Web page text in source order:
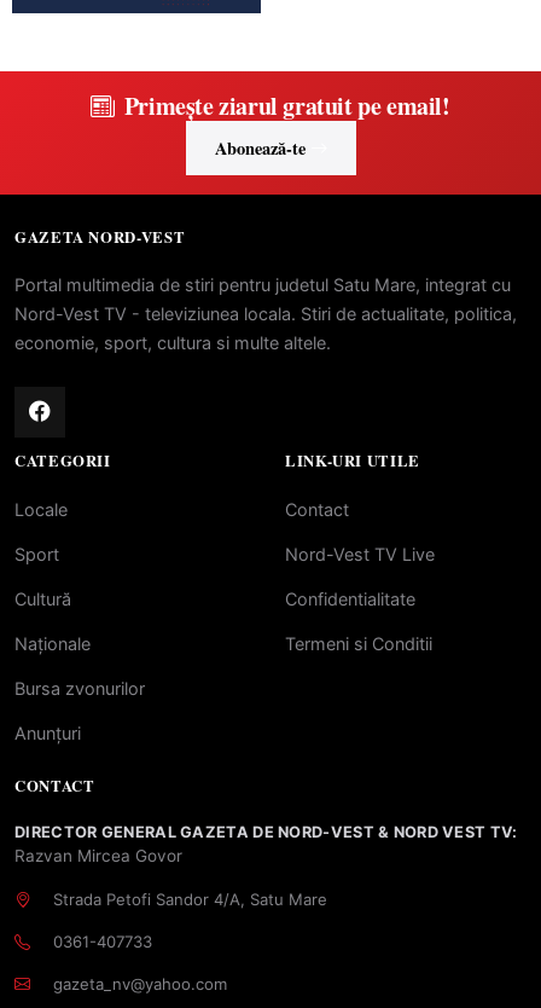
Primește ziarul gratuit pe email!
Abonează-te
GAZETA NORD-VEST
Portal multimedia de stiri pentru judetul Satu Mare, integrat cu
Nord-Vest TV - televiziunea locala. Stiri de actualitate, politica,
economie, sport, cultura si multe altele.
CATEGORII
Locale
Sport
Cultură
Naționale
Bursa zvonurilor
Anunțuri
LINK-URI UTILE
Contact
Nord-Vest TV Live
Confidentialitate
Termeni si Conditii
CONTACT
DIRECTOR GENERAL GAZETA DE NORD-VEST & NORD VEST TV:
Razvan Mircea Govor
Strada Petofi Sandor 4/A, Satu Mare
0361-407733
gazeta_nv@yahoo.com